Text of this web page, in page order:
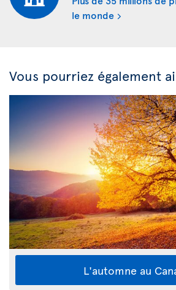
le monde
Vous pourriez également
L'automne au